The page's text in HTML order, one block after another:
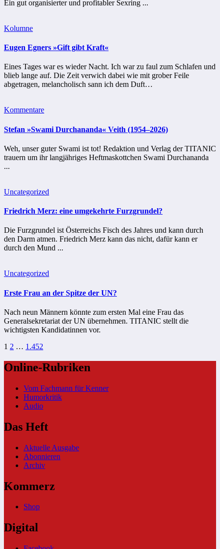
Ein gut organisierter und profitabler Sexring ...
Kolumne
Eugen Egners »Gift gibt Kraft«
Eines Tages war es wieder Nacht. Ich war zu faul zum Schlafen und
blieb lange auf. Die Zeit verwich dabei wie mit grober Feile
abgetragen, melancholisch sann ich dem Duft…
Kommentare
Stefan »Swami Durchananda« Veith (1954–2026)
Weh, unser guter Swami ist tot! Redaktion und Verlag der TITANIC
trauern um ihr langjähriges Heftmaskottchen Swami Durchananda
...
Uncategorized
Friedrich Merz: eine umgekehrte Furzgrundel?
Die Furzgrundel ist Österreichs Fisch des Jahres und kann durch
den Darm atmen. Friedrich Merz kann das nicht, dafür kann er
durch den Mund ...
Uncategorized
Erste Frau an der Spitze der UN?
Nach neun Männern könnte zum ersten Mal eine Frau das
Generalsekretariat der UN übernehmen. TITANIC stellt die
wichtigsten Kandidatinnen vor.
Seitennummerierung
der
Beiträge
1 2 … 1.452
Online-Rubriken
Vom Fachmann für Kenner
Humorkritik
Audio
Das Heft
Aktuelle Ausgabe
Abonnieren
Archiv
Kommerz
Shop
Digital